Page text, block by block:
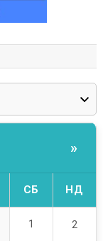
»
СБ НД
1 2